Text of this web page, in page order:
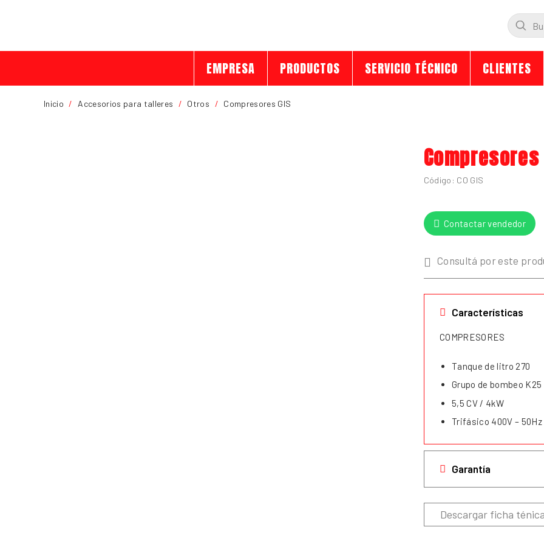
de
EMPRESA PRODUCTOS SERVICIO TÉCNICO CLIENTES
Inicio / Accesorios para talleres / Otros / Compresores GIS
Compresores
Código: CO GIS
Contactar vendedor
Consultá por este
Características
COMPRESORES
Tanque de litro 270
Grupo de bombeo K25
5,5 CV / 4kW
Trifásico 400V – 50Hz
Garantía
Descargar ficha